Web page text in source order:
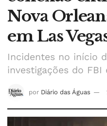
Nova
em Las
Incidentes no início
investigações do
por Diário das Águas